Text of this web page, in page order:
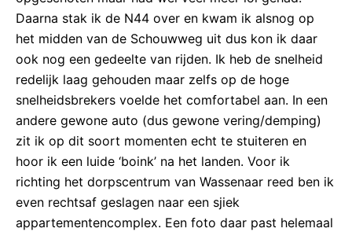
Daarna stak ik de N44 over en kwam ik alsnog op
het midden van de Schouwweg uit dus kon ik daar
ook nog een gedeelte van rijden. Ik heb de snelheid
redelijk laag gehouden maar zelfs op de hoge
snelheidsbrekers voelde het comfortabel aan. In een
andere gewone auto (dus gewone vering/demping)
zit ik op dit soort momenten echt te stuiteren en
hoor ik een luide ‘boink’ na het landen. Voor ik
richting het dorpscentrum van Wassenaar reed ben ik
even rechtsaf geslagen naar een sjiek
appartementencomplex. Een foto daar past helemaal